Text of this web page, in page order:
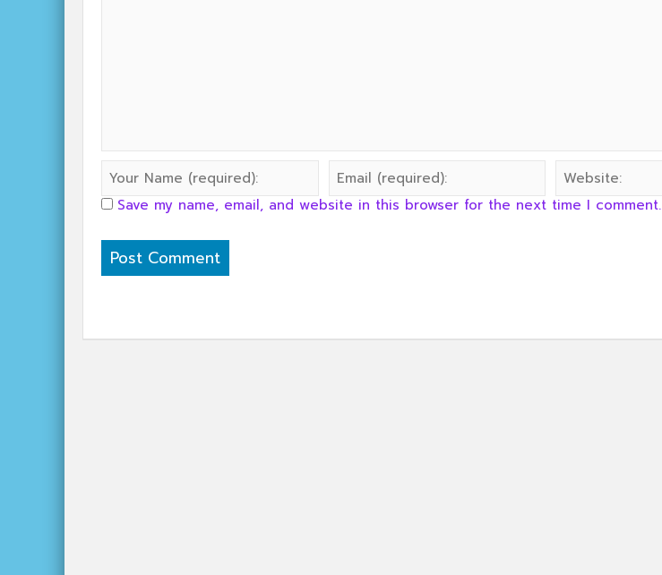
Save my name, email, and website in this browser for the next time I comment.